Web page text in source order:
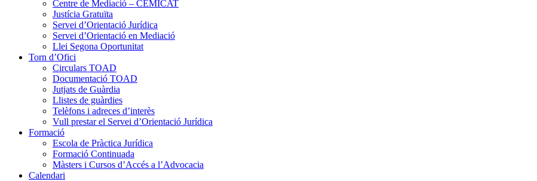
Centre de Mediació – CEMICAT
Justícia Gratuïta
Servei d’Orientació Jurídica
Servei d’Orientació en Mediació
Llei Segona Oportunitat
Torn d’Ofici
Circulars TOAD
Documentació TOAD
Jutjats de Guàrdia
Llistes de guàrdies
Telèfons i adreces d’interès
Vull prestar el Servei d’Orientació Jurídica
Formació
Escola de Pràctica Jurídica
Formació Continuada
Màsters i Cursos d’Accés a l’Advocacia
Calendari